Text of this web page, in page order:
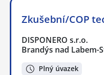
Zkušební/COP
DISPONERO s.r.o.
Brandýs nad Labem-
Plný úvazek